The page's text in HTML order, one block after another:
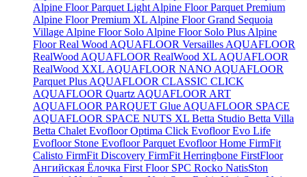
Alpine Floor Parquet Light Alpine Floor Parquet Premium
Alpine Floor Premium XL Alpine Floor Grand Sequoia
Village Alpine Floor Solo Alpine Floor Solo Plus Alpine
Floor Real Wood AQUAFLOOR Versailles AQUAFLOOR
RealWood AQUAFLOOR RealWood XL AQUAFLOOR
RealWood XXL AQUAFLOOR NANO AQUAFLOOR
Parquet Plus AQUAFLOOR CLASSIC CLICK
AQUAFLOOR Quartz AQUAFLOOR ART
AQUAFLOOR PARQUET Glue AQUAFLOOR SPACE
AQUAFLOOR SPACE NUTS XL Betta Studio Betta Villa
Betta Chalet Evofloor Optima Click Evofloor Evo Life
Evofloor Stone Evofloor Parquet Evofloor Home FirmFit
Calisto FirmFit Discovery FirmFit Herringbone FirstFloor
Ангийская Ёлочка First Floor SPC Rocko NatisSton